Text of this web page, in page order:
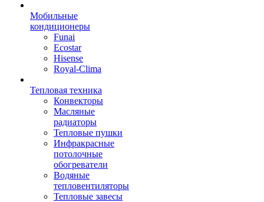
Мобильные
кондиционеры
Funai
Ecostar
Hisense
Royal-Clima
Тепловая техника
Конвекторы
Масляные
радиаторы
Тепловые пушки
Инфракрасные
потолочные
обогреватели
Водяные
тепловентиляторы
Тепловые завесы